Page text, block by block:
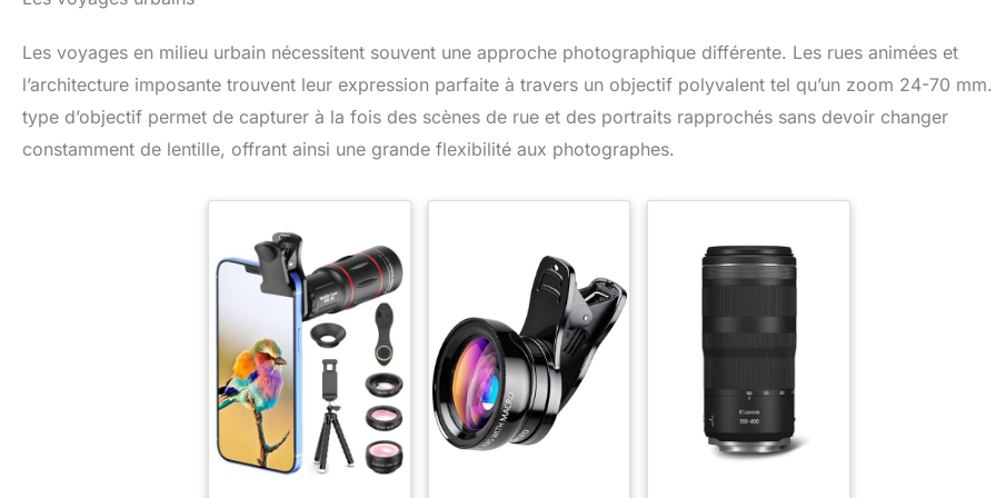
Les voyages en milieu urbain nécessitent souvent une approche photographique différente. Les rues animées et
l’architecture imposante trouvent leur expression parfaite à travers un objectif polyvalent tel qu’un zoom 24-70
type d’objectif permet de capturer à la fois des scènes de rue et des portraits rapprochés sans devoir changer
constamment de lentille, offrant ainsi une grande flexibilité aux photographes.